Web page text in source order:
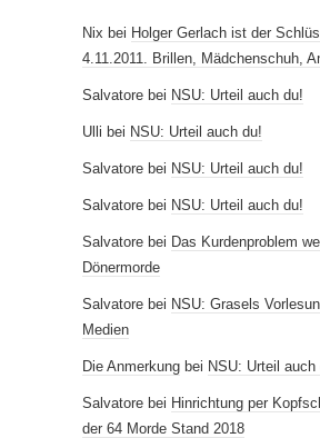
Nix bei Holger Gerlach ist der
4.11.2011. Brillen, Mädchenschuh,
Salvatore bei NSU: Urteil auch du!
Ulli bei NSU: Urteil auch du!
Salvatore bei NSU: Urteil auch du!
Salvatore bei NSU: Urteil auch du!
Salvatore bei Das Kurdenproblem
Dönermorde
Salvatore bei NSU: Grasels
Medien
Die Anmerkung bei NSU: Urteil auch
Salvatore bei Hinrichtung per
der 64 Morde Stand 2018